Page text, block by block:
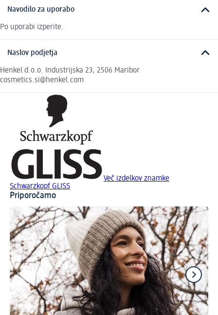
Navodilo za uporabo
Po uporabi izperite.
Naslov podjetja
Henkel d.o.o. Industrijska 23, 2506 Maribor
cosmetics.si@henkel.com
Več izdelkov znamke
Schwarzkopf GLISS
Priporočamo